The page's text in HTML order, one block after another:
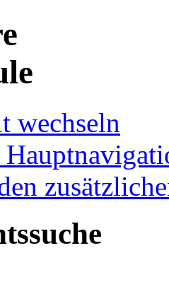
wechseln